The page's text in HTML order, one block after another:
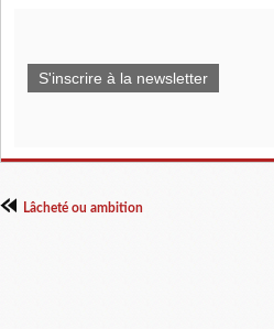
S'inscrire à la newsletter
Lâcheté ou ambition